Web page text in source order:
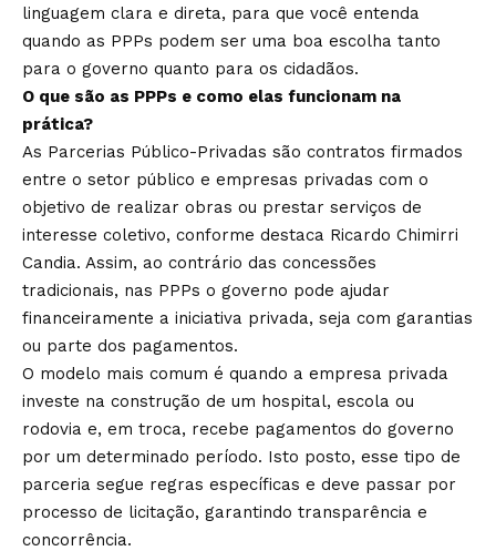
linguagem clara e direta, para que você entenda
quando as PPPs podem ser uma boa escolha tanto
para o governo quanto para os cidadãos.
O que são as PPPs e como elas funcionam na
prática?
As Parcerias Público-Privadas são contratos firmados
entre o setor público e empresas privadas com o
objetivo de realizar obras ou prestar serviços de
interesse coletivo, conforme destaca Ricardo Chimirri
Candia. Assim, ao contrário das concessões
tradicionais, nas PPPs o governo pode ajudar
financeiramente a iniciativa privada, seja com garantias
ou parte dos pagamentos.
O modelo mais comum é quando a empresa privada
investe na construção de um hospital, escola ou
rodovia e, em troca, recebe pagamentos do governo
por um determinado período. Isto posto, esse tipo de
parceria segue regras específicas e deve passar por
processo de licitação, garantindo transparência e
concorrência.